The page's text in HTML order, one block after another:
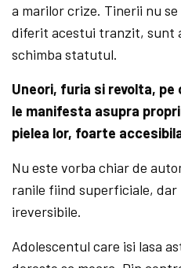
a marilor crize. Tinerii nu
diferit acestui tranzit, sunt
schimba statutul.
Uneori, furia si revolta, pe
le manifesta asupra
pielea lor, foarte
Nu este vorba chiar de
ranile fiind superficiale, dar
ireversibile.
Adolescentul care isi lasa